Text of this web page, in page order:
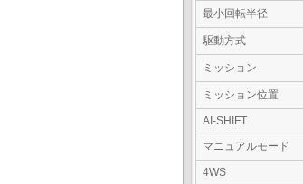
最小回転半径
駆動方式
ミッション
ミッション位置
AI-SHIFT
マニュアルモード
4WS